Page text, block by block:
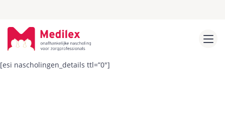
[esi nascholingen_details ttl=”0″]